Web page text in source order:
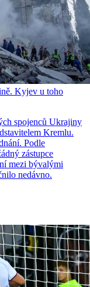
Kyjev u toho
spojenců Ukrajiny
Kremlu.
Podle
zástupce
mezi bývalými
nedávno.